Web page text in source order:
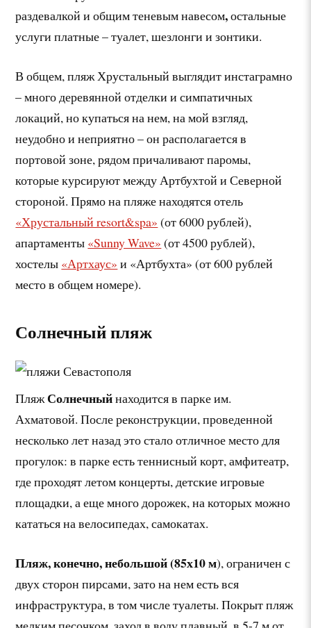
раздевалкой и общим теневым навесом,остальные
услуги платные – туалет, шезлонги и зонтики.
В общем, пляж Хрустальный выглядит инстаграмно
– много деревянной отделки и симпатичных
локаций, но купаться на нем, на мой взгляд,
неудобно и неприятно – он располагается в
портовой зоне, рядом причаливают паромы,
которые курсируют между Артбухтой и Северной
стороной. Прямо на пляже находятся отель
«Хрустальный resort&spa» (от 6000 рублей),
апартаменты «Sunny Wave» (от 4500 рублей),
хостелы «Артхаус» и «Артбухта» (от 600 рублей
место в общем номере).
Солнечный пляж
ПляжСолнечныйнаходится в парке им.
Ахматовой. После реконструкции, проведенной
несколько лет назад это стало отличное место для
прогулок: в парке есть теннисный корт, амфитеатр,
где проходят летом концерты, детские игровые
площадки, а еще много дорожек, на которых можно
кататься на велосипедах, самокатах.
Пляж, конечно, небольшой (85х10 м), ограничен с
двух сторон пирсами, зато на нем есть вся
инфраструктура, в том числе туалеты. Покрыт пляж